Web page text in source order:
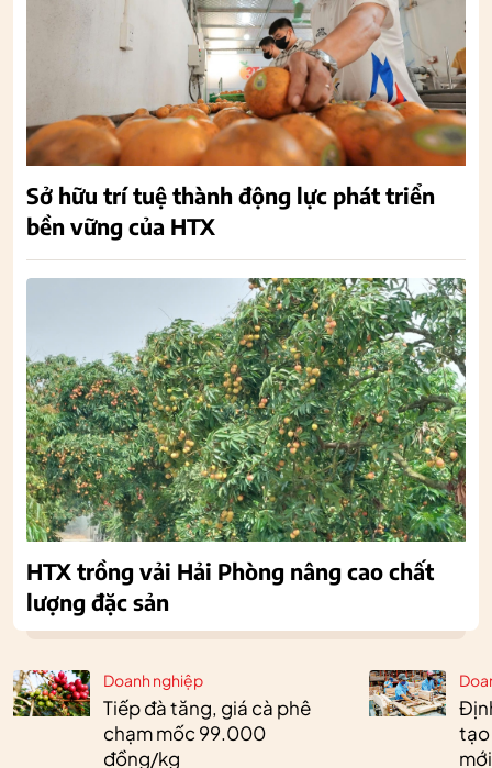
Doanh nghiệp
Tiếp đà tăng, giá cà phê
chạm mốc 99.000
đồng/kg
tạo
Sở hữu trí tuệ thành động lực phát triển
bền vững của HTX
HTX trồng vải Hải Phòng nâng cao chất
lượng đặc sản